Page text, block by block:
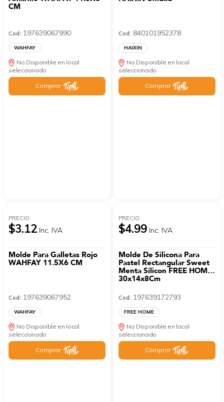
CM
Cod: 197639067990
WAHFAY
No Disponible en local
seleccionado
Comprar
Cod: 840101952378
HAIXIN
No Disponible en local
seleccionado
Comprar
PRECIO
$3.12 Inc. IVA
Molde Para Galletas Rojo
WAHFAY 11.5X6 CM
Cod: 197639067952
WAHFAY
No Disponible en local
seleccionado
Comprar
PRECIO
$4.99 Inc. IVA
Molde De Silicona Para
Pastel Rectangular Sweet
Menta Silicon FREE HOME
30x14x8Cm
Cod: 197639172793
FREE HOME
No Disponible en local
seleccionado
Comprar